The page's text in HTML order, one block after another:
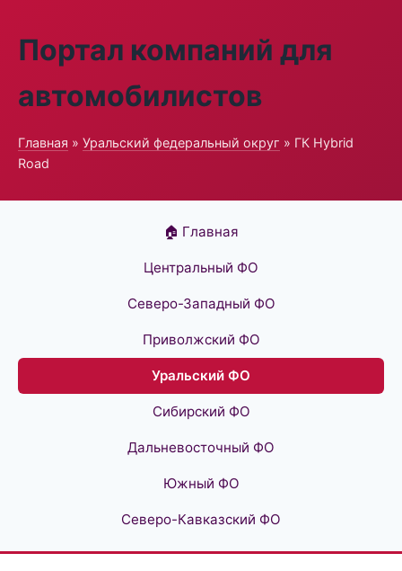
Портал компаний для
автомобилистов
Главная » Уральский федеральный округ » ГК Hybrid
Road
🏠 Главная
Центральный ФО
Северо-Западный ФО
Приволжский ФО
Уральский ФО
Сибирский ФО
Дальневосточный ФО
Южный ФО
Северо-Кавказский ФО